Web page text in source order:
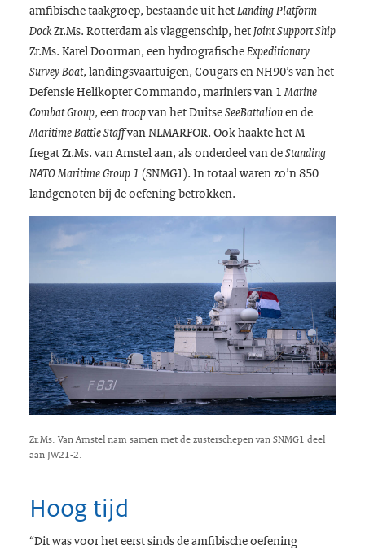
amfibische taakgroep, bestaande uit hetLanding Platform
DockZr.Ms. Rotterdam als vlaggenschip, het Joint Support Ship
Zr.Ms. Karel Doorman, een hydrografischeExpeditionary
Survey Boat, landingsvaartuigen, Cougars en NH90’s van het
Defensie Helikopter Commando, mariniers van 1 Marine
Combat Group, eentroopvan het DuitseSeeBattalionen de
Maritime Battle Staffvan NLMARFOR. Ook haakte het M-
fregat Zr.Ms. van Amstel aan, als onderdeel van deStanding
NATO Maritime Group 1 (SNMG1). In totaal waren zo’n 850
landgenoten bij de oefening betrokken.
Zr.Ms. Van Amstel nam samen met de zusterschepen van SNMG1 deel
aan JW21-2.
Hoog tijd
“Dit was voor het eerst sinds de amfibische oefening